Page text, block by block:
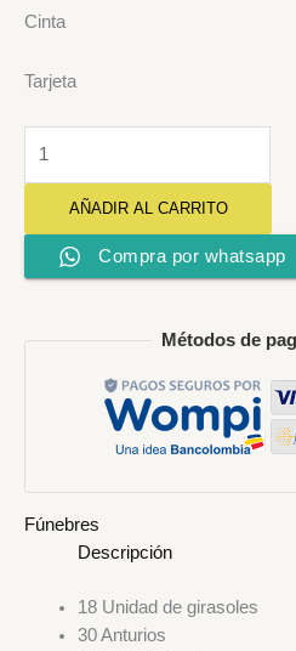
Cinta
Tarjeta
AÑADIR AL CARRITO
Compra por whatsapp
Métodos de
Fúnebres
Descripción
18 Unidad de girasoles
30 Anturios